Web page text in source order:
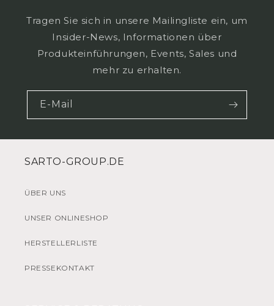
Tragen Sie sich in unsere Mailingliste ein, um
Insider-News, Informationen über
Produkteinführungen, Events, Sales und
mehr zu erhalten.
E-Mail
SARTO-GROUP.DE
ÜBER UNS
UNSER ONLINESHOP
HERSTELLERLISTE
PRESSEKONTAKT